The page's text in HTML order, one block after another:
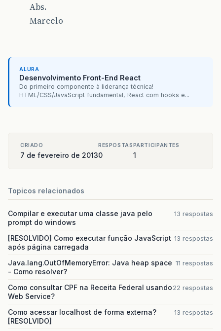
Abs.
Marcelo
ALURA
Desenvolvimento Front-End React
Do primeiro componente à liderança técnica!
HTML/CSS/JavaScript fundamental, React com hooks e...
CRIADO
7 de fevereiro de 2013
RESPOSTAS
0
PARTICIPANTES
1
Topicos relacionados
Compilar e executar uma classe java pelo
prompt do windows
13 respostas
[RESOLVIDO] Como executar função JavaScript
após página carregada
13 respostas
Java.lang.OutOfMemoryError: Java heap space
- Como resolver?
11 respostas
Como consultar CPF na Receita Federal usando
Web Service?
22 respostas
Como acessar localhost de forma externa?
[RESOLVIDO]
13 respostas